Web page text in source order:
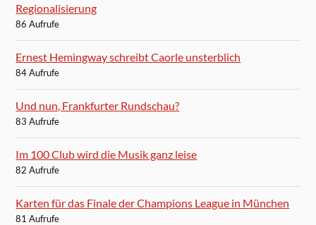
Regionalisierung
86 Aufrufe
Ernest Hemingway schreibt Caorle unsterblich
84 Aufrufe
Und nun, Frankfurter Rundschau?
83 Aufrufe
Im 100 Club wird die Musik ganz leise
82 Aufrufe
Karten für das Finale der Champions League in München
81 Aufrufe